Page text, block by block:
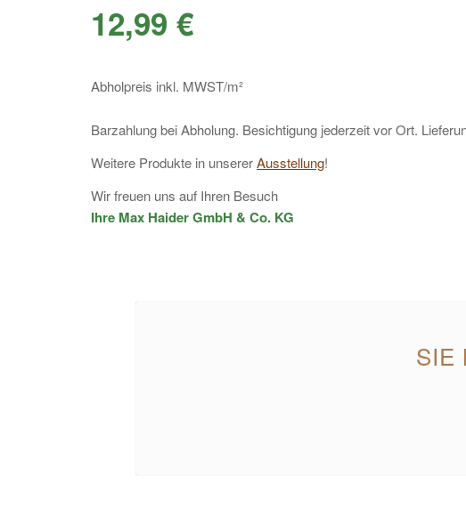
12,99 €
Abholpreis inkl. MWST/m²
Barzahlung bei Abholung. Besichtigung jederzeit vor Ort.
Weitere Produkte in unsererAusstellung!
Wir freuen uns auf Ihren Besuch
Ihre Max Haider GmbH & Co. KG
SIE